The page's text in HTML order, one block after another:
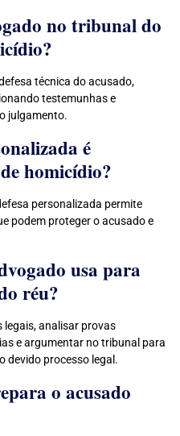
no tribunal do
técnica do acusado,
testemunhas e
julgamento.
é
homicídio?
personalizada permite
podem proteger o acusado e
usa para
réu?
legais, analisar provas
e argumentar no tribunal para
devido processo legal.
o acusado